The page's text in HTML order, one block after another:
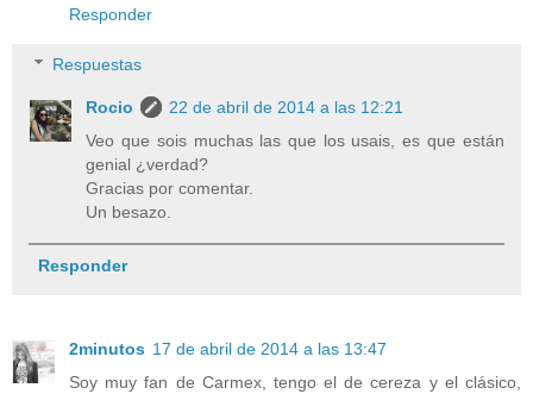
Responder
Respuestas
Rocio
22 de abril de 2014 a las 12:21
Veo que sois muchas las que los usais, es que están
genial ¿verdad?
Gracias por comentar.
Un besazo.
Responder
2minutos 17 de abril de 2014 a las 13:47
Soy muy fan de Carmex, tengo el de cereza y el clásico,